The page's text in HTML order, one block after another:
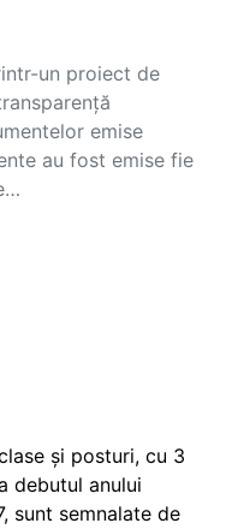
un proiect de
emise
au fost emise fie
și posturi, cu 3
debutul anului
sunt semnalate de